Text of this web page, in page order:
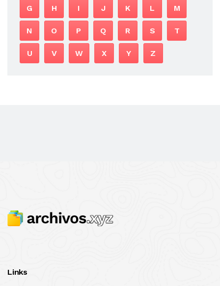
G H I J K L M
N O P Q R S T
U V W X Y Z
Links